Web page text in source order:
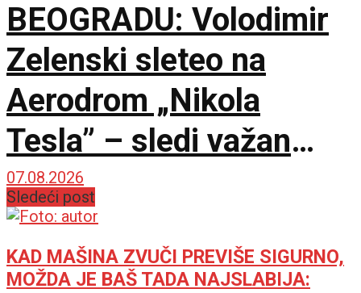
BEOGRADU: Volodimir
Zelenski sleteo na
Aerodrom „Nikola
Tesla” – sledi važan
sastanak sa Vučićem
07.08.2026
Sledeći post
KAD MAŠINA ZVUČI PREVIŠE SIGURNO,
MOŽDA JE BAŠ TADA NAJSLABIJA: